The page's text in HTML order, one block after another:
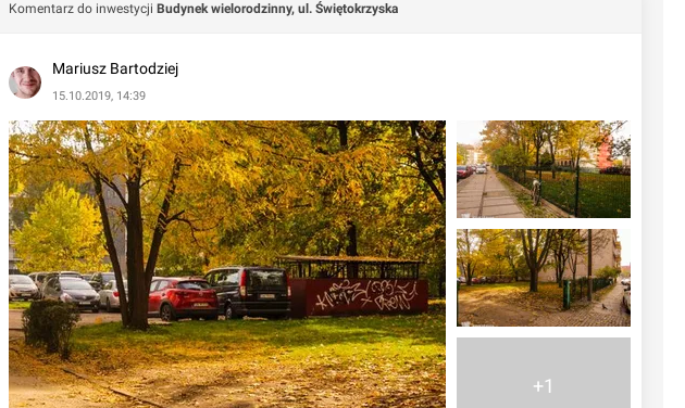
Komentarz do inwestycji Budynek wielorodzinny, ul. Świętokrzyska
Mariusz Bartodziej
15.10.2019, 14:39
+1